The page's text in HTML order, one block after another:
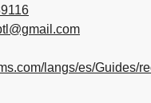
langs/es/Guides/